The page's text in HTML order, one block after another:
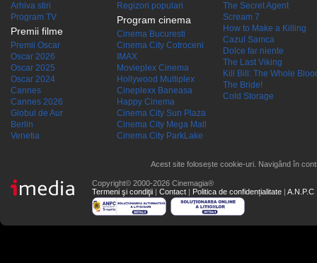
Arhiva stiri
Program TV
Premii filme
Premii Oscar
Oscar 2026
Oscar 2025
Oscar 2024
Cannes
Cannes 2026
Globul de Aur
Berlin
Venetia
Regizori populari
Program cinema
Cinema Bucuresti
Cinema City Cotroceni
IMAX
Movieplex Cinema
Hollywood Multiplex
Cineplexx Baneasa
Happy Cinema
Cinema City Sun Plaza
Cinema City Mega Mall
Cinema City ParkLake
The Secret Agent
Scream 7
How to Make a Killing
Cazul Samca
Dolce far niente
The Last Viking
Kill Bill: The Whole
The Bride!
Cold Storage
Acest site folosește cookie-uri. Navigând în
Copyright© 2000-2026 Cinemagia®
Termeni şi condiţii | Contact | Politica de confidențialitate | A.N.P.C